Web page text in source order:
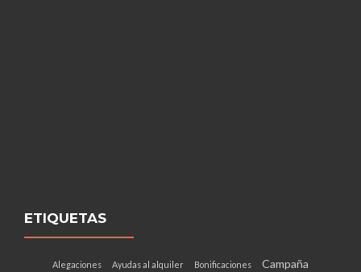
ETIQUETAS
Alegaciones Ayudas al alquiler Bonificaciones Campaña